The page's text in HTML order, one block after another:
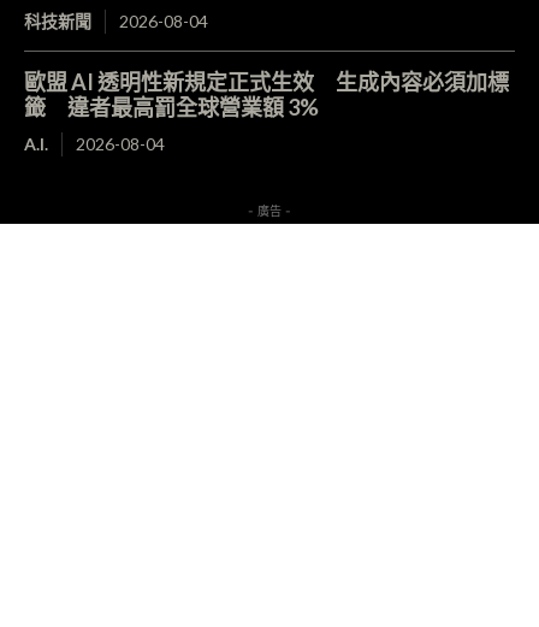
科技新聞 2026-08-04
歐盟 AI 透明性新規定正式生效 生成內容必須加標
籤 違者最高罰全球營業額 3%
A.I. 2026-08-04
- 廣告 -